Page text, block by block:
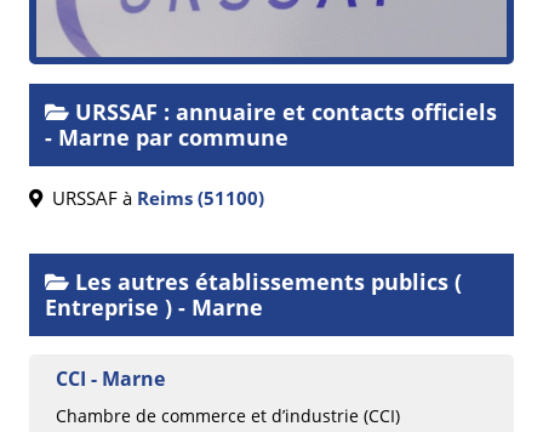
URSSAF : annuaire et contacts officiels
- Marne par commune
URSSAF à Reims (51100)
Les autres établissements publics (
Entreprise ) - Marne
CCI - Marne
Chambre de commerce et d’industrie (CCI)